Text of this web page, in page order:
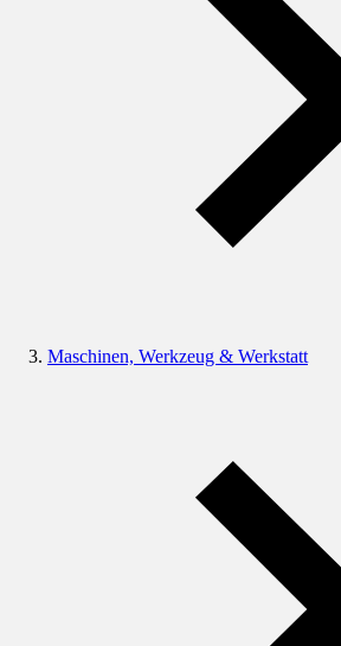
Maschinen, Werkzeug & Werkstatt